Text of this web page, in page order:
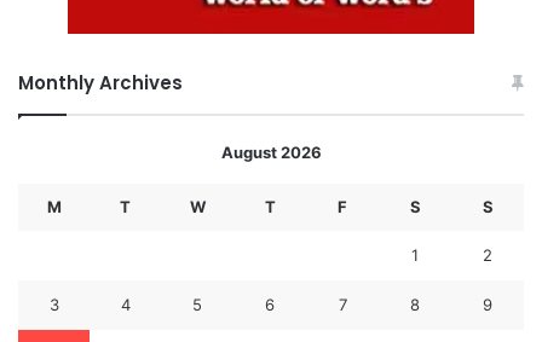
Monthly Archives
August 2026
M T W T F S S
1 2
3 4 5 6 7 8 9